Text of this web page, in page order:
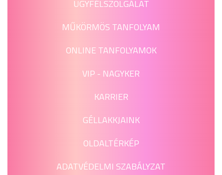
ÜGYFÉLSZOLGÁLAT
MŰKÖRMÖS TANFOLYAM
ONLINE TANFOLYAMOK
VIP - NAGYKER
KARRIER
GÉLLAKKJAINK
OLDALTÉRKÉP
ADATVÉDELMI SZABÁLYZAT